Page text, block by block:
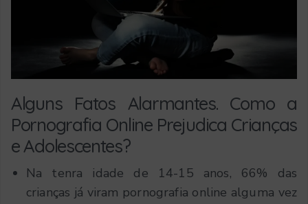
Alguns Fatos Alarmantes. Como a
Pornografia Online Prejudica Crianças
e Adolescentes?
Na tenra idade de 14-15 anos, 66% das
crianças já viram pornografia online alguma vez